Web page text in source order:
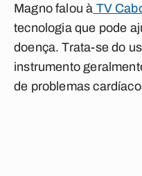
Magno falou à TV
tecnologia que pode
doença. Trata-se do
instrumento
de problemas